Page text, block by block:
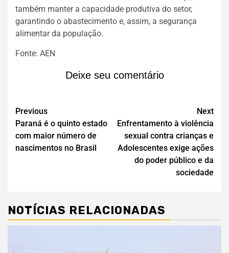
também manter a capacidade produtiva do setor,
garantindo o abastecimento e, assim, a segurança
alimentar da população.
Fonte: AEN
Deixe seu comentário
Previous
Paraná é o quinto estado
com maior número de
nascimentos no Brasil
Next
Enfrentamento à violência
sexual contra crianças e
Adolescentes exige ações
do poder público e da
sociedade
NOTÍCIAS RELACIONADAS